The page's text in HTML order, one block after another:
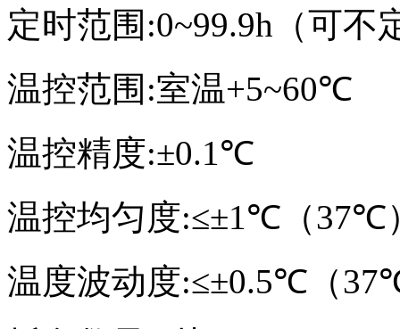
定时范围 :0~99.9h （可
温控范围 :室温+5~60℃
温控精度:±0.1℃
温控均匀度:≤±1℃（37℃
温度波动度:≤±0.5℃（37